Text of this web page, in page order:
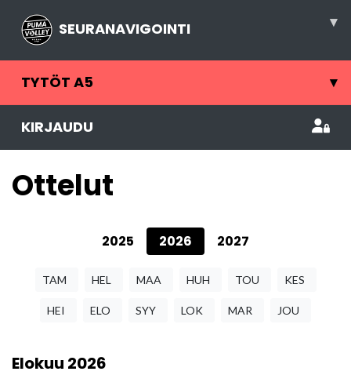
SEURANAVIGOINTI ▾
TYTÖT A5 ▾
KIRJAUDU
Ottelut
2025 2026 2027
TAM HEL MAA HUH TOU KES
HEI ELO SYY LOK MAR JOU
Elokuu 2026